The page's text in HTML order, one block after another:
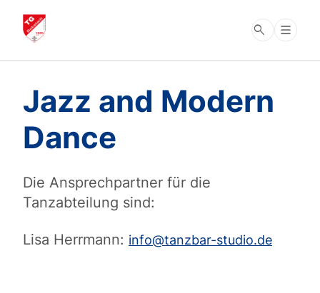
search
Jazz and Modern
Dance
Die Ansprechpartner für die
Tanzabteilung sind:
Lisa Herrmann: info@tanzbar-studio.de